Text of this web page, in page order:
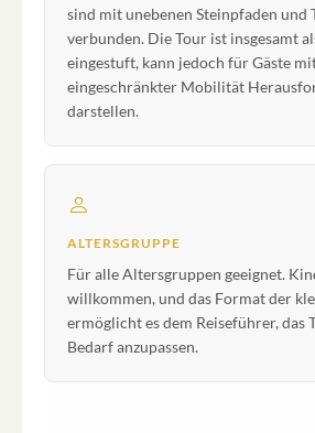
sind mit unebenen Steinpfaden und
verbunden. Die Tour ist insgesamt
eingestuft, kann jedoch für Gäste
eingeschränkter Mobilität
darstellen.
ALTERSGRUPPE
Für alle Altersgruppen geeignet.
willkommen, und das Format der
ermöglicht es dem Reiseführer, das
Bedarf anzupassen.